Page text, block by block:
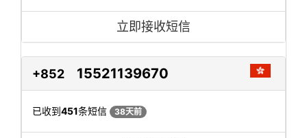
立即接收短信
+852 15521139670
已收到451条短信 38天前